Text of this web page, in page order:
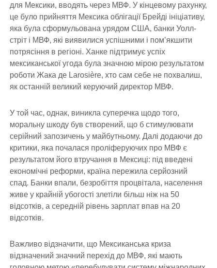
для Мексики, вводять через МВФ. У кінцевому рахунку,
це було прийняття Мексика облігації Брейді ініціативу,
яка була сформульована урядом США, банки Уолл-
стріт і МВФ, які виявилися успішними і пом’якшити
потрясіння в регіоні. Ханке підтримує успіх
мексиканської угода була значною мірою результатом
роботи Жака де Larosière, хто сам себе не похвалиш,
як останній великий керуючий директор МВФ.
У той час, однак, виникла суперечка щодо того,
моральну шкоду був створений, що б стимулювати
серійний запозичень у майбутньому. Далі додаючи до
критики, яка почалася проліферуючих про МВФ є
результатом його втручання в Мексиці: під введені
економічні реформи, країна пережила серйозний
спад. Банки впали, безробіття процвітала, населення
живе у крайній убогості злетіли більш ніж на 50
відсотків, а середній рівень зарплат впав на 20
відсотків.
Важливо відзначити, що Мексиканська криза
відзначений значний перехід до МВФ, які мають